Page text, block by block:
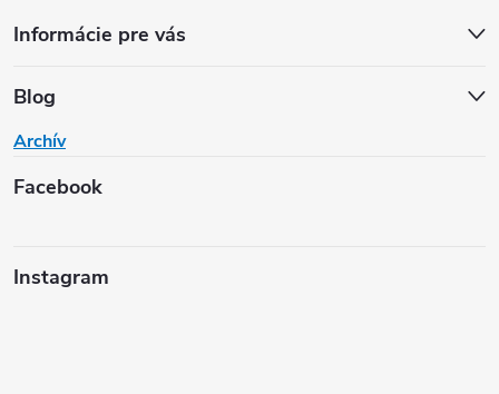
Informácie pre vás
Blog
Archív
Facebook
Instagram